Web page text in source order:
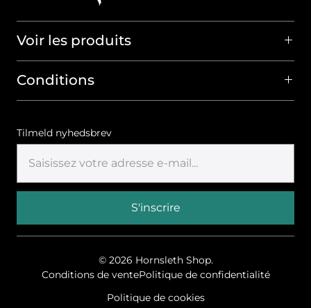
Voir les produits
Conditions
Tilmeld nyhedsbrev
© 2026 Hornsleth Shop.
Conditions de ventePolitique de confidentialité
Politique de cookies